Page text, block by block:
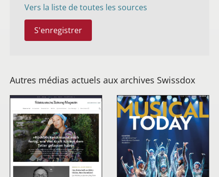
Vers la liste de toutes les sources
S'enregistrer
Autres médias actuels aux archives Swissdox